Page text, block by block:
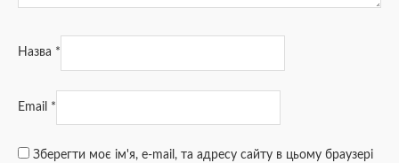
Назва *
Email *
Зберегти моє ім'я, e-mail, та адресу сайту в цьому браузері